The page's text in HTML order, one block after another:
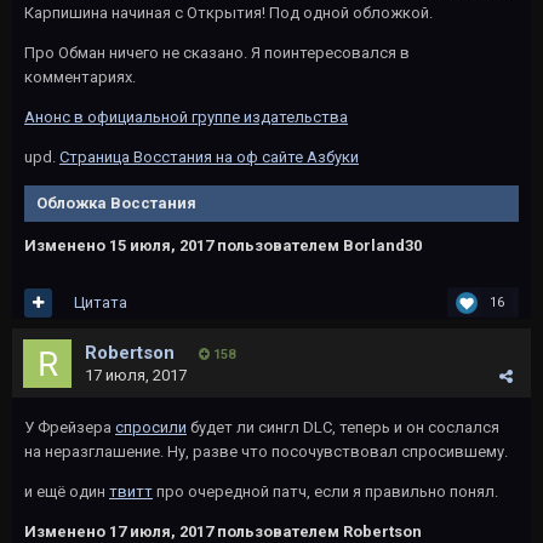
Карпишина начиная с Открытия! Под одной обложкой.
Про Обман ничего не сказано. Я поинтересовался в
комментариях.
Анонс в официальной группе издательства
upd. Страница Восстания на оф сайте Азбуки
Обложка Восстания
Изменено 15 июля, 2017пользователем Borland30
16
Цитата
Robertson 158
17 июля, 2017
У Фрейзера спросили будет ли сингл DLC, теперь и он сослался
на неразглашение. Ну, разве что посочувствовал спросившему.
и ещё один твитт про очередной патч, если я правильно понял.
Изменено 17 июля, 2017пользователем Robertson